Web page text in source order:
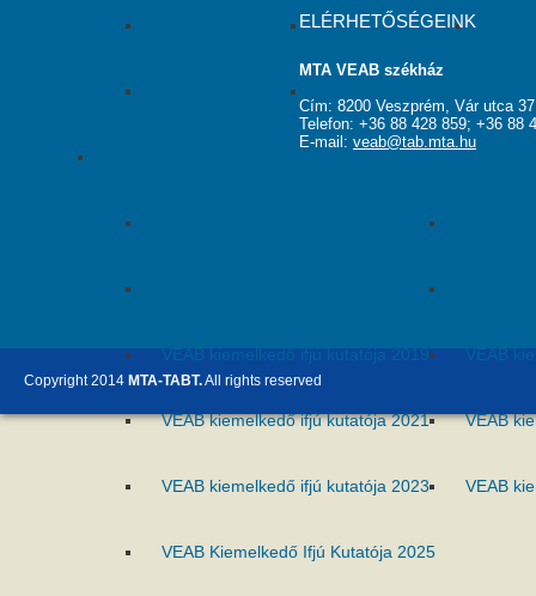
Év Kutatója 2021
VEAB kiemelkedő ifjú kutatója 2019 VEAB
VEAB kiemelkedő ifjú kutatója 2021 VEAB
VEAB kiemelkedő ifjú kutatója 2023 VEAB
VEAB Kiemelkedő Ifjú Kutatója 2025
ELÉRHETŐSÉGEINK
MTA VEAB székház
Cím: 8200 Veszprém, Vár utca
Telefon: +36 88 428 859; +36 88
E-mail: veab@tab.mta.hu
Copyright 2014 MTA-TABT.All rights reserved